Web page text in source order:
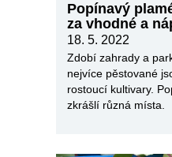
Popínavý
za vhodné a
18. 5. 2022
Zdobí zahrady a
nejvíce pěstované
rostoucí kultivary.
zkrášlí různá místa.